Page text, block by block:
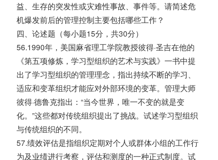
益、生存的突发性或灾难性事故、事件等。请简述危
机爆发前后的管理控制主要包括哪些工作？
四、论述题（每小题15分，共30分）
56.1990年，美国麻省理工学院教授彼得·圣吉在他的
《第五项修炼，学习型组织的艺术与实践》一书中提
出了学习型组织的管理理念，指出持续不断的学习、
适应和变革组织才能应对外部环境的变革。管理大师
彼得·德鲁克指出：“当今世界，唯一不变的就是变
化。”这些都对传统组织提出了挑战。试述学习型组织
与传统组织的不同。
57.绩效评估是指组织定期对个人或群体小组的工作行
为及业绩进行考察，评估和测度的一种正式制度。试